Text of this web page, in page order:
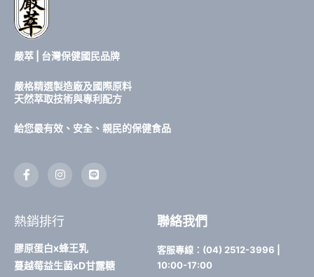
嚴萃 | 台灣保健國民品牌
嚴格精選製造廠及國際原料
天然萃取技術與專利配方
給您最有效、安全、親民的保健食品
F
a
b
o
k
-
f
I
n
a
g
a
m
L
i
熱銷排行
膠原蛋白x蜂王乳
蔓越莓益生菌xD甘露糖
聯絡我們
客服專線：(04) 2512-3996 |
10:00-17:00